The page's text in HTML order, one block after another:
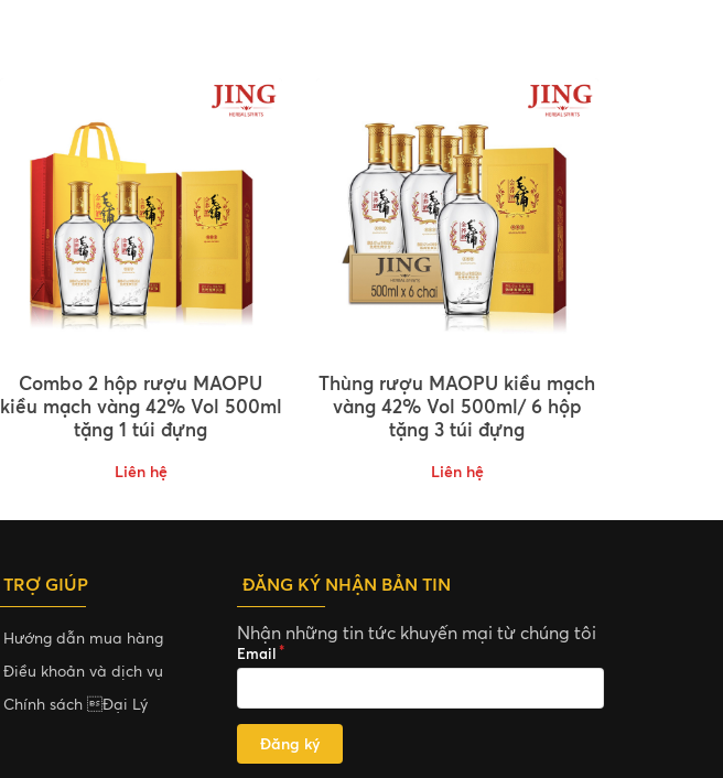
Combo 2 hộp rượu MAOPU
kiều mạch vàng 42% Vol 500ml
tặng 1 túi đựng
Liên hệ
Thùng rượu MAOPU kiều mạch
vàng 42% Vol 500ml/ 6 hộp
tặng 3 túi đựng
Liên hệ
TRỢ GIÚP
Hướng dẫn mua hàng
Điều khoản và dịch vụ
Chính sách Đại Lý
ĐĂNG KÝ NHẬN BẢN TIN
Nhận những tin tức khuyến mại từ chúng tôi
Email
Đăng ký